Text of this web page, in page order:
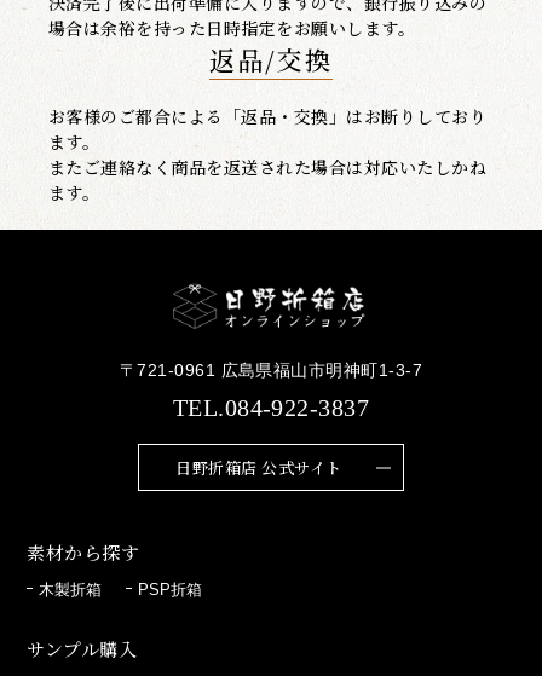
場合は余裕を持った日時指定をお願いします。
返品/交換
お客様のご都合による「返品・交換」はお断りしており
ます。
またご連絡なく商品を返送された場合は対応いたしかね
ます。
〒721-0961 広島県福山市明神町1-3-7
TEL.084-922-3837
日野折箱店 公式サイト
素材から探す
木製折箱 PSP折箱
サンプル購入